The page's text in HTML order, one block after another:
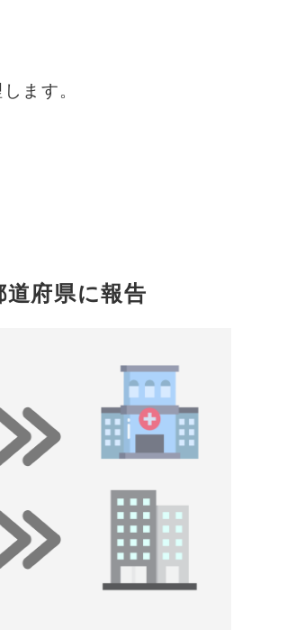
ます。
府県に報告